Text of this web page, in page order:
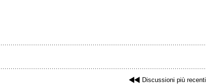
Discussioni più recenti